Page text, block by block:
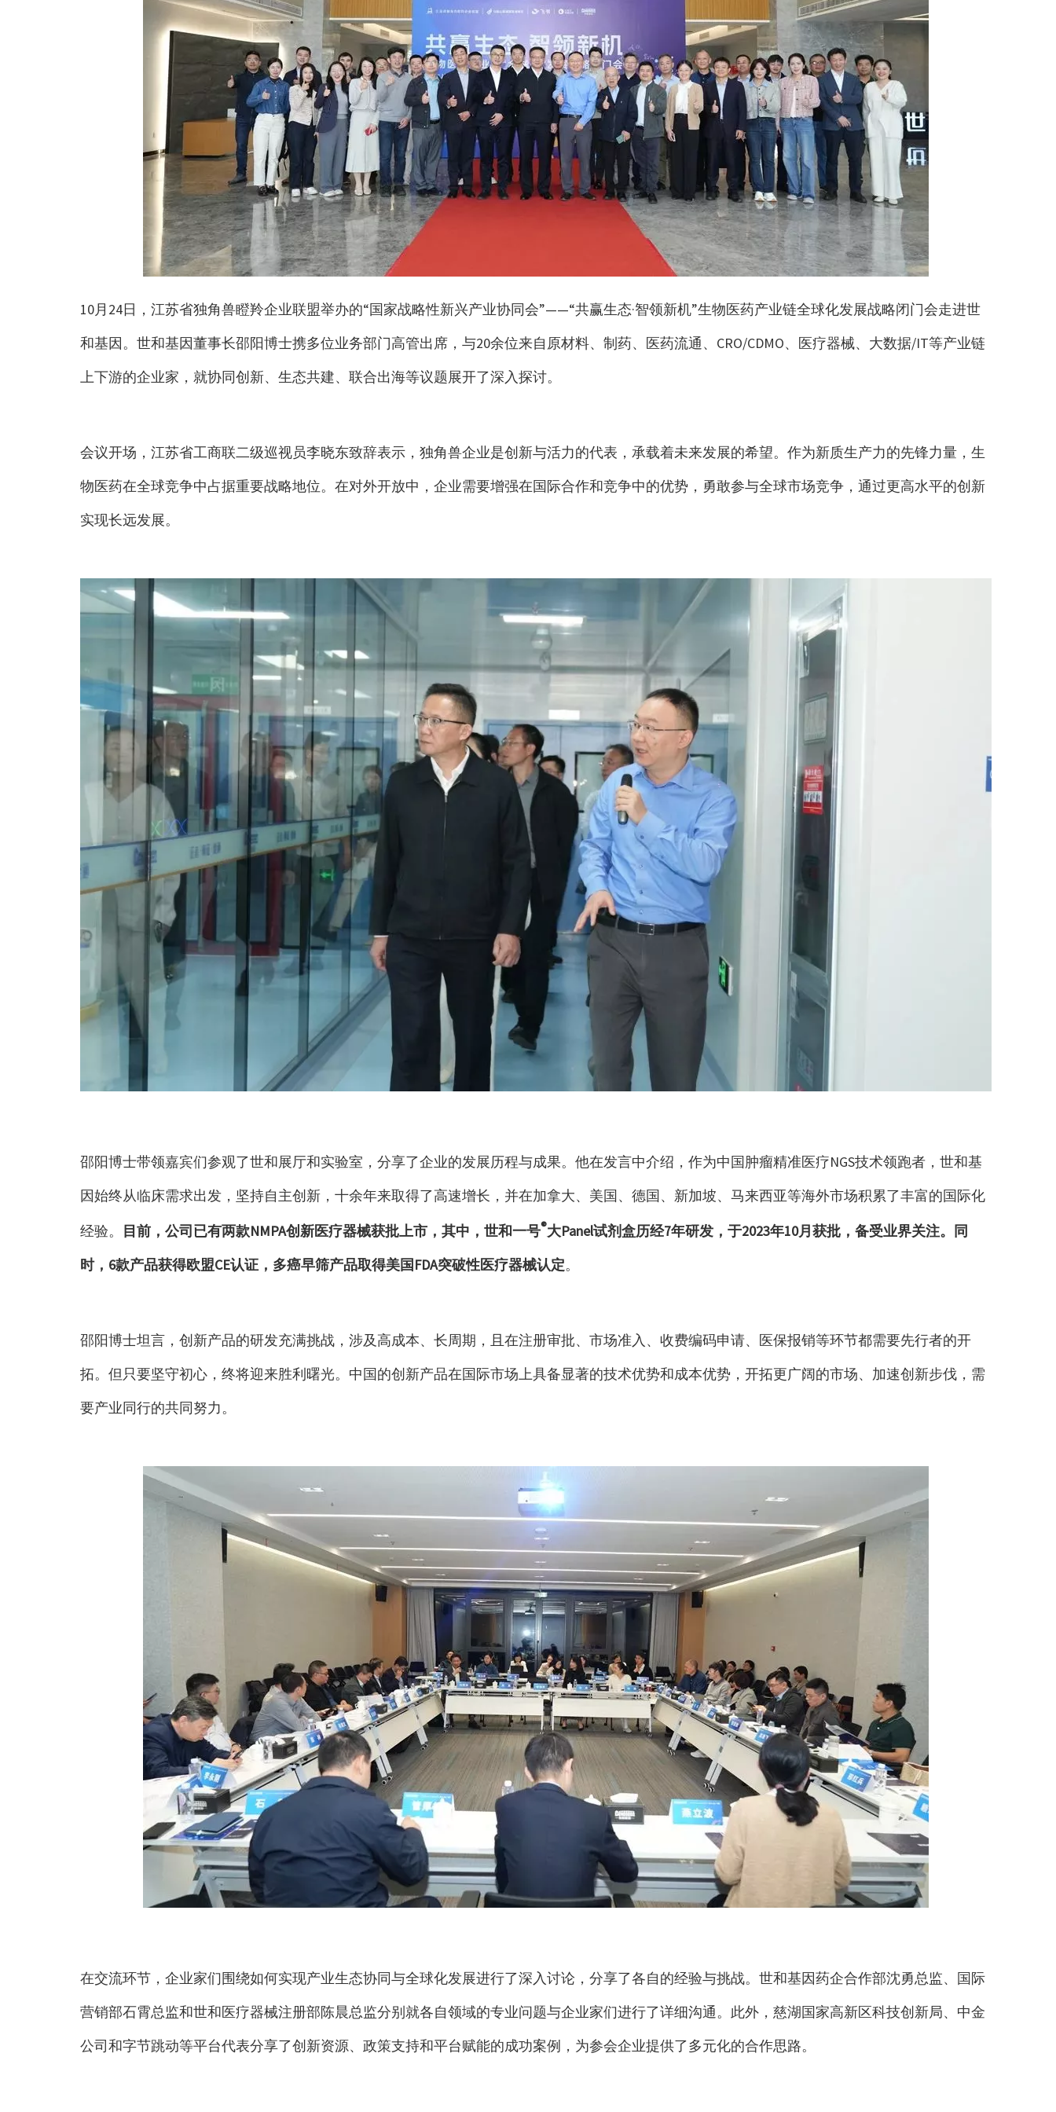
10月24日，江苏省独角兽瞪羚企业联盟举办的“国家战略性新兴产业协同会”——“共赢生态·智领新机”生物医药产业链全球化发展战略闭门会走进世
和基因。世和基因董事长邵阳博士携多位业务部门高管出席，与20余位来自原材料、制药、医药流通、CRO/CDMO、医疗器械、大数据/IT等产业链
上下游的企业家，就协同创新、生态共建、联合出海等议题展开了深入探讨。
会议开场，江苏省工商联二级巡视员李晓东致辞表示，独角兽企业是创新与活力的代表，承载着未来发展的希望。作为新质生产力的先锋力量，生
物医药在全球竞争中占据重要战略地位。在对外开放中，企业需要增强在国际合作和竞争中的优势，勇敢参与全球市场竞争，通过更高水平的创新
实现长远发展。
邵阳博士带领嘉宾们参观了世和展厅和实验室，分享了企业的发展历程与成果。他在发言中介绍，作为中国肿瘤精准医疗NGS技术领跑者，世和基
因始终从临床需求出发，坚持自主创新，十余年来取得了高速增长，并在加拿大、美国、德国、新加坡、马来西亚等海外市场积累了丰富的国际化
经验。 目前，公司已有两款NMPA创新医疗器械获批上市，其中，世和一号®大Panel试剂盒历经7年研发，于2023年10月获批，备受业界关注。同
时，6款产品获得欧盟CE认证，多癌早筛产品取得美国FDA突破性医疗器械认定。
邵阳博士坦言，创新产品的研发充满挑战，涉及高成本、长周期，且在注册审批、市场准入、收费编码申请、医保报销等环节都需要先行者的开
拓。但只要坚守初心，终将迎来胜利曙光。中国的创新产品在国际市场上具备显著的技术优势和成本优势，开拓更广阔的市场、加速创新步伐，需
要产业同行的共同努力。
在交流环节，企业家们围绕如何实现产业生态协同与全球化发展进行了深入讨论，分享了各自的经验与挑战。世和基因药企合作部沈勇总监、国际
营销部石霄总监和世和医疗器械注册部陈晨总监分别就各自领域的专业问题与企业家们进行了详细沟通。此外，慈湖国家高新区科技创新局、中金
公司和字节跳动等平台代表分享了创新资源、政策支持和平台赋能的成功案例，为参会企业提供了多元化的合作思路。